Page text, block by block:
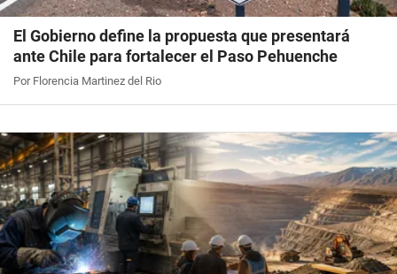
El Gobierno define la propuesta que presentará
ante Chile para fortalecer el Paso Pehuenche
Por Florencia Martinez del Rio